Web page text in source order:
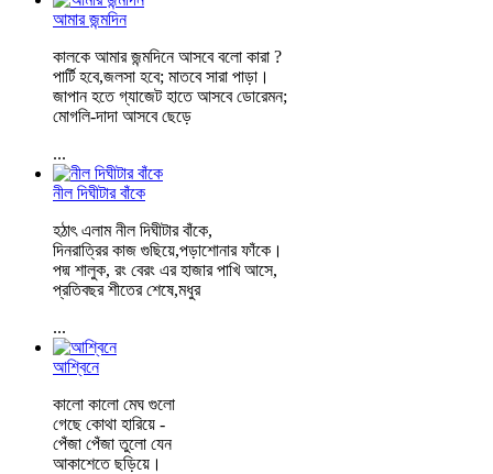
আমার জন্মদিন
কালকে আমার জন্মদিনে আসবে বলো কারা ?
পার্টি হবে,জলসা হবে; মাতবে সারা পাড়া।
জাপান হতে গ্যাজেট হাতে আসবে ডোরেমন;
মোগলি-দাদা আসবে ছেড়ে
...
নীল দিঘীটার বাঁকে
হঠাৎ এলাম নীল দিঘীটার বাঁকে,
দিনরাত্রির কাজ গুছিয়ে,পড়াশোনার ফাঁকে।
পদ্ম শালুক, রং বেরং এর হাজার পাখি আসে,
প্রতিবছর শীতের শেষে,মধুর
...
আশ্বিনে
কালো কালো মেঘ গুলো
গেছে কোথা হারিয়ে -
পেঁজা পেঁজা তুলো যেন
আকাশেতে ছড়িয়ে।